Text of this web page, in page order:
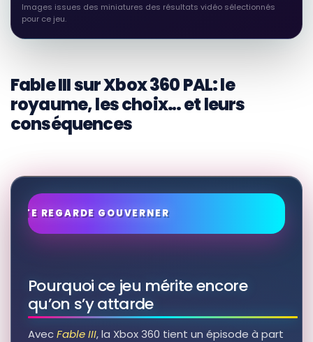
Images issues des miniatures des résultats vidéo sélectionnés
pour ce jeu.
Fable III sur Xbox 360 PAL: le
royaume, les choix… et leurs
conséquences
Pourquoi ce jeu mérite encore
qu’on s’y attarde
AvecFable III, la Xbox 360 tient un épisode à part